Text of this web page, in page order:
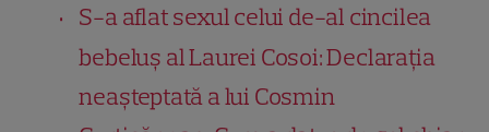
S-a aflat sexul celui de-al cincilea
bebeluș al Laurei Cosoi: Declarația
neașteptată a lui Cosmin